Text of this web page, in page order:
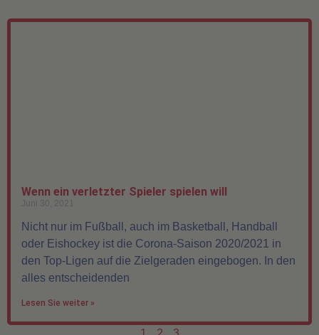
Wenn ein verletzter Spieler spielen will
Juni 30, 2021
Nicht nur im Fußball, auch im Basketball, Handball
oder Eishockey ist die Corona-Saison 2020/2021 in
den Top-Ligen auf die Zielgeraden eingebogen. In den
alles entscheidenden
Lesen Sie weiter »